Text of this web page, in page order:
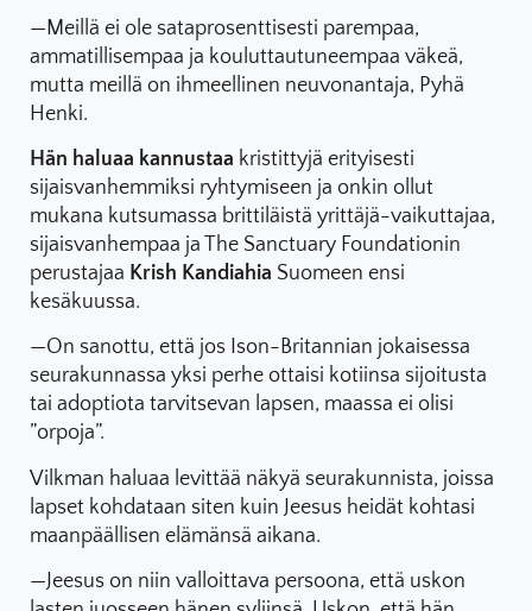
—Meillä ei ole sataprosenttisesti parempaa,
ammatillisempaa ja kouluttautuneempaa väkeä,
mutta meillä on ihmeellinen neuvonantaja, Pyhä
Henki.
Hän haluaa kannustaa kristittyjä erityisesti
sijaisvanhemmiksi ryhtymiseen ja onkin ollut
mukana kutsumassa brittiläistä yrittäjä-vaikuttajaa,
sijaisvanhempaa ja The Sanctuary Foundationin
perustajaa Krish Kandiahia Suomeen ensi
kesäkuussa.
—On sanottu, että jos Ison-Britannian jokaisessa
seurakunnassa yksi perhe ottaisi kotiinsa sijoitusta
tai adoptiota tarvitsevan lapsen, maassa ei olisi
”orpoja”.
Vilkman haluaa levittää näkyä seurakunnista, joissa
lapset kohdataan siten kuin Jeesus heidät kohtasi
maanpäällisen elämänsä aikana.
—Jeesus on niin valloittava persoona, että uskon